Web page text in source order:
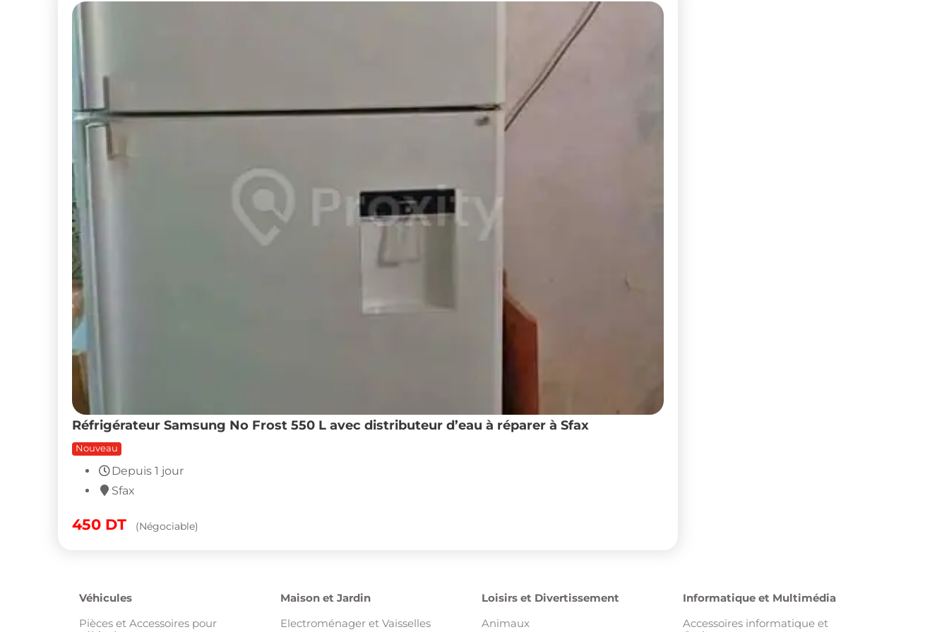
Réfrigérateur Samsung No Frost 550 L avec distributeur d’eau à réparer à Sfax
Nouveau
Depuis 1 jour
Sfax
450 DT (Négociable)
Véhicules
Pièces et Accessoires pour
Maison et Jardin
Electroménager et Vaisselles
Loisirs et Divertissement
Animaux
Informatique et Multimédia
Accessoires informatique et